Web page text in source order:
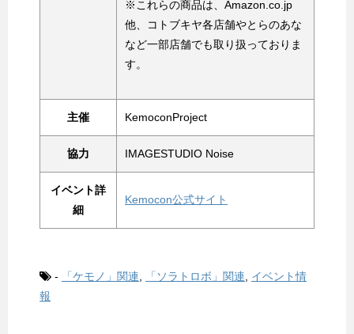
※これらの商品は、Amazon.co.jp
他、コトブキヤ各店舗やとらのあな
など一部店舗でも取り扱っておりま
す。
主催 KemoconProject
協力 IMAGESTUDIO Noise
イベント詳
細
Kemocon公式サイト
- 「ケモノ」関連 「ソラトロボ」関連
イベント情
報